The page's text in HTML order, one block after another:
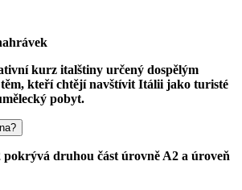
kurz italštiny určený dospělým
těm, kteří chtějí navštívit Itálii jako turisté
pobyt.
druhou část úrovně A2 a úroveň